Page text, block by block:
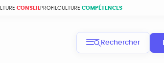
CONSEIL PROFILCULTURE COMPÉTENCES
Rechercher